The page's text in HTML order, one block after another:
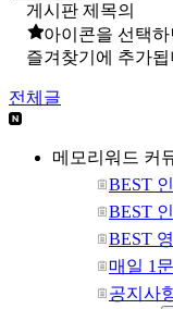
게시판 제목의
아이콘을 선택하
즐겨찾기에 추가됩
전체글
메모리워드 커
BEST
BEST
BEST
매일 1
공지사